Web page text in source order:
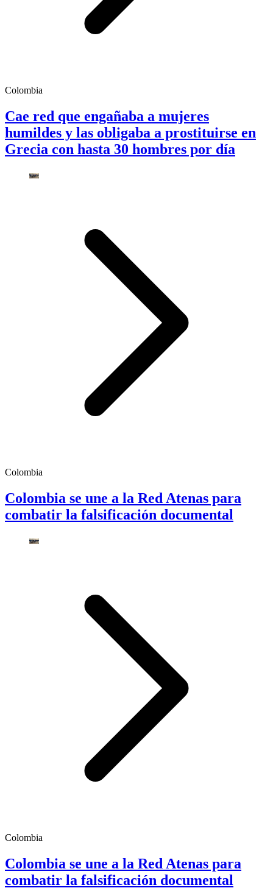
Colombia
Cae red que engañaba a mujeres
humildes y las obligaba a prostituirse en
Grecia con hasta 30 hombres por día
Colombia
Colombia se une a la Red Atenas para
combatir la falsificación documental
Colombia
Colombia se une a la Red Atenas para
combatir la falsificación documental